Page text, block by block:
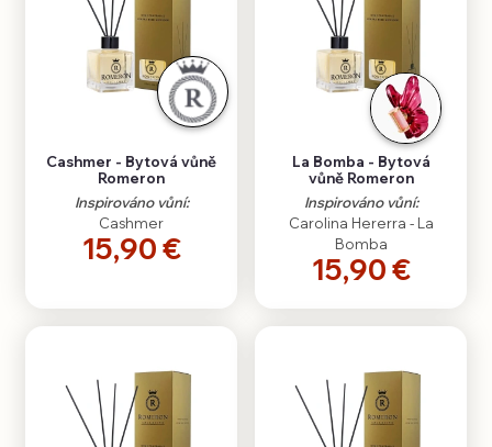
Cashmer - Bytová vůně
Romeron
Inspirováno vůní:
Cashmer
15,90 €
La Bomba - Bytová
vůně Romeron
Inspirováno vůní:
Carolina Hererra - La
Bomba
15,90 €